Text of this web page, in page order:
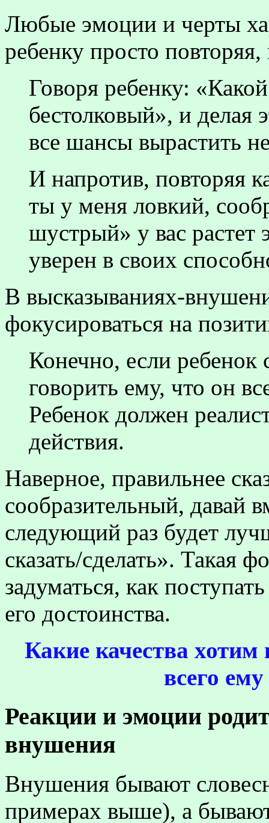
Любые эмоции и черты
ребенку просто
Говоря ребенку:
бестолковый», и делая
все шансы вырастить
И напротив, повторяя
ты у меня ловкий,
шустрый» у вас растет
уверен в своих
В высказываниях-
фокусироваться на
Конечно, если ребенок
говорить ему, что он
Ребенок должен
действия.
Наверное, правильнее
сообразительный, давай
следующий раз будет
сказать/сделать». Такая
задуматься, как
его достоинства.
Какие качества хотим
всего
Реакции и эмоции
внушения
Внушения бывают
примерах выше), а